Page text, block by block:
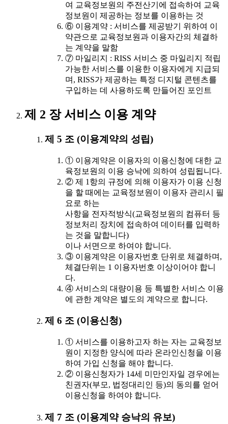
여 교육정보원의 주전산기에 접속하여 교육
정보원이 제공하는 정보를 이용하는 것
⑥ 이용계약 : 서비스를 제공받기 위하여 이
약관으로 교육정보원과 이용자간의 체결하
는 계약을 말함
⑦ 마일리지 : RISS 서비스 중 마일리지 적립
가능한 서비스를 이용한 이용자에게 지급되
며, RISS가 제공하는 특정 디지털 콘텐츠를
구입하는 데 사용하도록 만들어진 포인트
제 2 장 서비스 이용 계약
제 5 조 (이용계약의 성립)
① 이용계약은 이용자의 이용신청에 대한 교
육정보원의 이용 승낙에 의하여 성립됩니다.
② 제 1항의 규정에 의해 이용자가 이용 신청
을 할 때에는 교육정보원이 이용자 관리시 필
요로 하는
사항을 전자적방식(교육정보원의 컴퓨터 등
정보처리 장치에 접속하여 데이터를 입력하
는 것을 말합니다)
이나 서면으로 하여야 합니다.
③ 이용계약은 이용자번호 단위로 체결하며,
체결단위는 1 이용자번호 이상이어야 합니
다.
④ 서비스의 대량이용 등 특별한 서비스 이용
에 관한 계약은 별도의 계약으로 합니다.
제 6 조 (이용신청)
① 서비스를 이용하고자 하는 자는 교육정보
원이 지정한 양식에 따라 온라인신청을 이용
하여 가입 신청을 해야 합니다.
② 이용신청자가 14세 미만인자일 경우에는
친권자(부모, 법정대리인 등)의 동의를 얻어
이용신청을 하여야 합니다.
제 7 조 (이용계약 승낙의 유보)